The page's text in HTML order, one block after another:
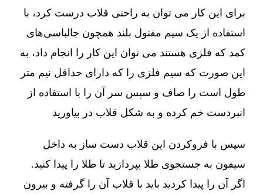
برای این کار می توان به راحتی قلاب درست کرد، با
استفاده از یک سیم مفتول بلند همچون جالباسی‌های
کمد که فلزی هستند می توان این کار را انجام داد، به
این صورت که سیم فلزی را که دارای حداقل نیم متر
طول است را صاف و سپس سر آن را با استفاده از
انبردست خم کرده و به شکل قلاب در بیاورید
سپس با فروکردن این قلاب دست ساز به داخل
سیفون به جستجوی طلا بپردازید تا طلا را پیدا کنید.
اگر آن را پیدا کردید باید با قلاب آن را گرفته و بیرون